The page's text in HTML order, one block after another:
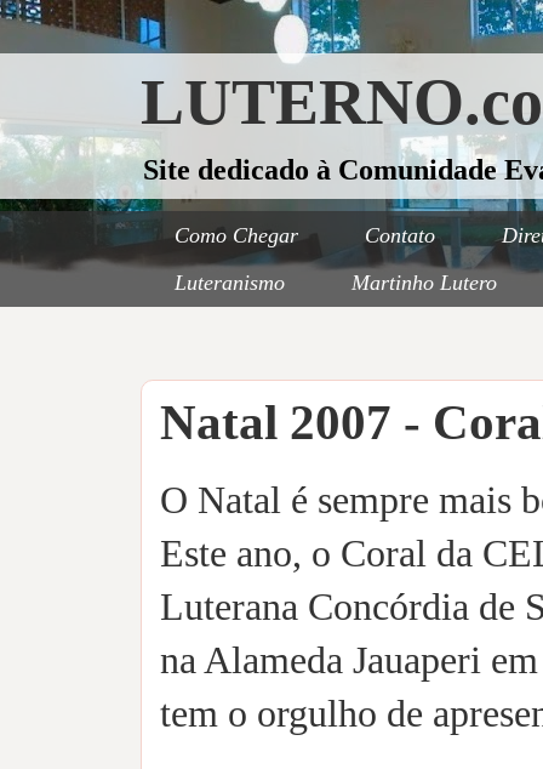
Site dedicado à Comunidade
Como Chegar Contato
Luteranismo
Martinho Lutero
Natal 2007 -
O Natal é sempre mais
Este ano, o Coral da
Luterana Concórdia de
na Alameda Jauaperi
tem o orgulho de